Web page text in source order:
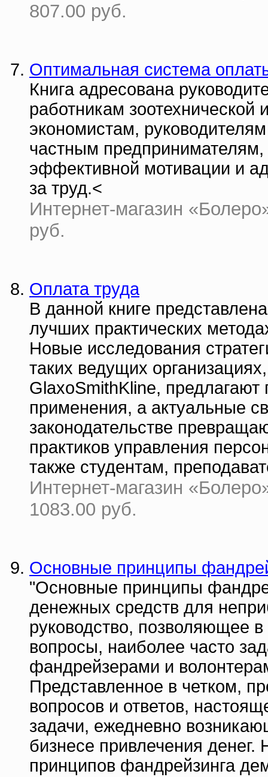
807.00 руб.
Оптимальная система
Книга адресована
работникам
экономистам,
частным
эффективной мотивации и
за труд.<
Интернет-магазин
руб.
Оплата труда
В данной книге
лучших практических
Новые исследования
таких ведущих
GlaxoSmithKline, предлагают
применения, а актуальные
законодательстве
практиков управления
также студентам,
Интернет-магазин
1083.00 руб.
Основные принципы
"Основные принципы
денежных средств для
руководство, позволяющее
вопросы, наиболее часто
фандрейзерами и
Представленное в четком,
вопросов и ответов,
задачи, ежедневно
бизнесе привлечения
принципов фандрейзинга